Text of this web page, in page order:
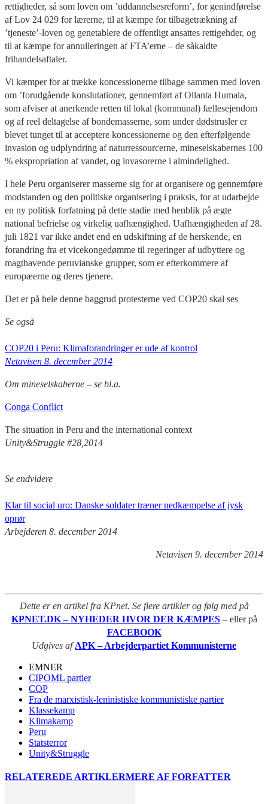
rettigheder, så som loven om ’uddannelsesreform’, for genindførelse
af Lov 24 029 for lærerne, til at kæmpe for tilbagetrækning af
’tjeneste’-loven og genetablere de offentligt ansattes rettigehder, og
til at kæmpe for annulleringen af FTA’erne – de såkaldte
frihandelsaftaler.
Vi kæmper for at trække koncessionerne tilbage sammen med loven
om ’forudgående konslutationer, gennemført af Ollanta Humala,
som afviser at anerkende retten til lokal (kommunal) fællesejendom
og af reel deltagelse af bondemasserne, som under dødstrusler er
blevet tunget til at acceptere koncessionerne og den efterfølgende
invasion og udplyndring af naturressourcerne, mineselskabernes 100
% ekspropriation af vandet, og invasorerne i almindelighed.
I hele Peru organiserer masserne sig for at organisere og gennemføre
modstanden og den politiske organisering i praksis, for at udarbejde
en ny politisk forfatning på dette stadie med henblik på ægte
national befrielse og virkelig uafhængighed. Uafhængigheden af 28.
juli 1821 var ikke andet end en udskiftning af de herskende, en
forandring fra et vicekongedømme til regeringer af udbyttere og
magthavende peruvianske grupper, som er efterkommere af
europæerne og deres tjenere.
Det er på hele denne baggrud protesterne ved COP20 skal ses
Se også
COP20 i Peru: Klimaforandringer er ude af kontrol
Netavisen 8. december 2014
Om mineselskaberne – se bl.a.
Conga Conflict
The situation in Peru and the international context
Unity&Struggle #28,2014
Se endvidere
Klar til social uro: Danske soldater træner nedkæmpelse af jysk
oprør
Arbejderen 8. december 2014
Netavisen 9. december 2014
Dette er en artikel fra KPnet. Se flere artikler og følg med på
KPNET.DK – NYHEDER HVOR DER KÆMPES – eller på
FACEBOOK
Udgives afAPK – Arbejderpartiet Kommunisterne
EMNER
CIPOML partier
COP
Fra de marxistisk-leninistiske kommunistiske partier
Klassekamp
Klimakamp
Peru
Statsterror
Unity&Struggle
RELATEREDE ARTIKLERMERE AF FORFATTER